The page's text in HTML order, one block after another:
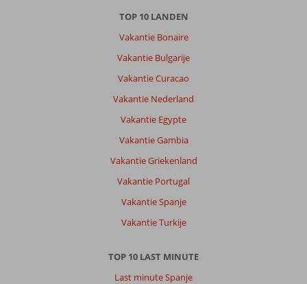
TOP 10 LANDEN
Vakantie Bonaire
Vakantie Bulgarije
Vakantie Curacao
Vakantie Nederland
Vakantie Egypte
Vakantie Gambia
Vakantie Griekenland
Vakantie Portugal
Vakantie Spanje
Vakantie Turkije
TOP 10 LAST MINUTE
Last minute Spanje